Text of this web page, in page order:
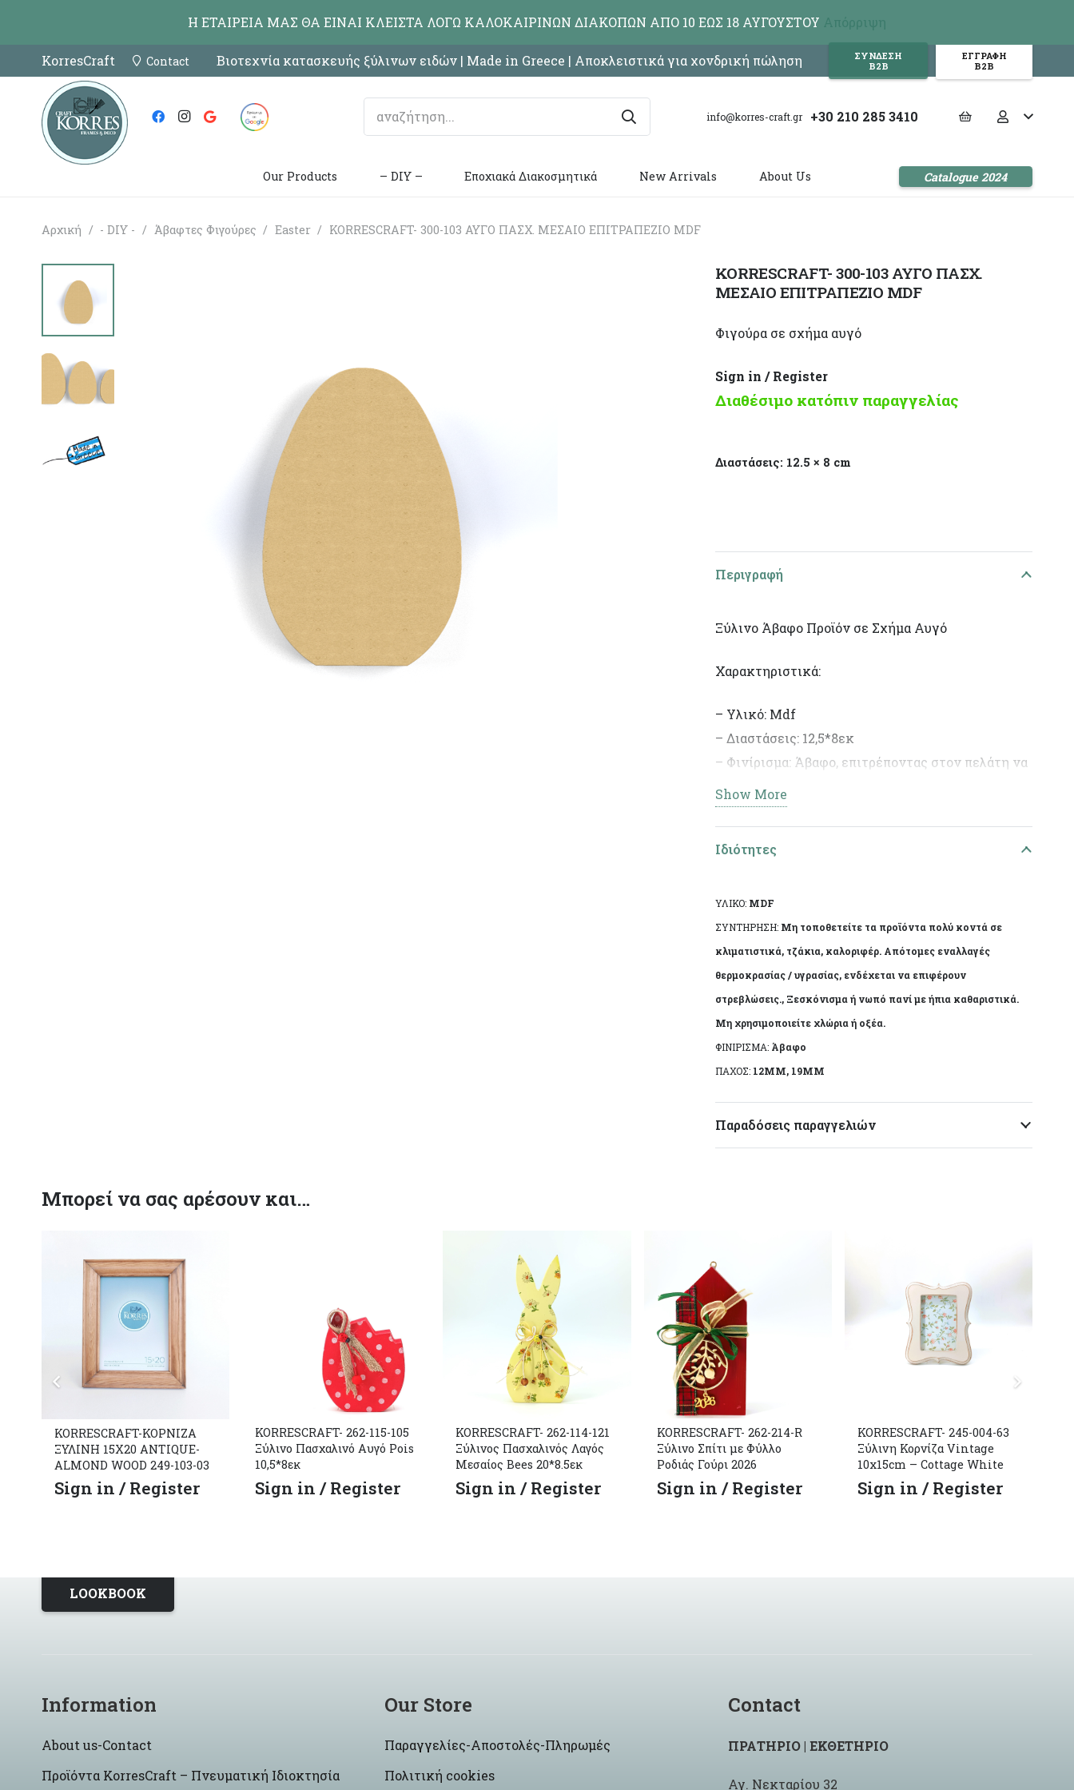
KorresCraft Contact Βιοτεχνία κατασκευής ξύλινων ειδών | Made in Greece | Αποκλειστικά για χονδρική πώληση
ΣΥΝΔΕΣΗ
Β2Β
ΕΓΓΡΑΦΗ
Β2Β
info@korres-craft.gr +30 210 285 3410
Our Products – DIY – Εποχιακά Διακοσμητικά New Arrivals About Us Catalogue 2024
Αρχική / - DIY - / Άβαφτες Φιγούρες / Easter / KORRESCRAFT- 300-103 ΑΥΓΟ ΠΑΣΧ. ΜΕΣΑΙΟ ΕΠΙΤΡΑΠΕΖΙΟ MDF
KORRESCRAFT- 300-103 ΑΥΓΟ ΠΑΣΧ.
ΜΕΣΑΙΟ ΕΠΙΤΡΑΠΕΖΙΟ MDF
Φιγούρα σε σχήμα αυγό
Sign in / Register
Διαθέσιμο κατόπιν παραγγελίας
Διαστάσεις: 12.5 × 8 cm
Περιγραφή
Ξύλινο Άβαφο Προϊόν σε Σχήμα Αυγό
Χαρακτηριστικά:
– Υλικό: Mdf
– Διαστάσεις: 12,5*8εκ
– Φινίρισμα: Άβαφο, επιτρέποντας στον πελάτη να
διακοσμήσει το προϊόν σύμφωνα με το προσωπικό
του γούστο.
δημιουργίες.
Show More
Ιδιότητες
ΥΛΙΚΟ: MDF
ΣΥΝΤΗΡΗΣΗ: Μη τοποθετείτε τα προϊόντα πολύ κοντά σε
κλιματιστικά, τζάκια, καλοριφέρ. Απότομες εναλλαγές
θερμοκρασίας / υγρασίας, ενδέχεται να επιφέρουν
στρεβλώσεις., Ξεσκόνισμα ή νωπό πανί με ήπια καθαριστικά.
Μη χρησιμοποιείτε χλώρια ή οξέα.
ΦΙΝΙΡΙΣΜΑ: Άβαφο
ΠΑΧΟΣ: 12MM, 19MM
Παραδόσεις παραγγελιών
Μπορεί να σας αρέσουν και…
KORRESCRAFT-ΚΟΡΝΙΖΑ
ΞΥΛΙΝΗ 15X20 ANTIQUE-
ALMOND WOOD 249-103-03
Sign in / Register
KORRESCRAFT- 262-115-105
Ξύλινο Πασχαλινό Αυγό Pois
10,5*8εκ
Sign in / Register
KORRESCRAFT- 262-114-121
Ξύλινος Πασχαλινός Λαγός
Μεσαίος Bees 20*8.5εκ
Sign in / Register
KORRESCRAFT- 262-214-R
Ξύλινο Σπίτι με Φύλλο
Ροδιάς Γούρι 2026
Sign in / Register
KORRESCRAFT- 245-004-63
Ξύλινη Κορνίζα Vintage
10x15cm – Cottage White
Sign in / Register
LOOKBOOK
Information
About us-Contact
Προϊόντα KorresCraft – Πνευματική Ιδιοκτησία
Our Store
Παραγγελίες-Αποστολές-Πληρωμές
Πολιτική cookies
Contact
ΠΡΑΤΗΡΙΟ | ΕΚΘΕΤΗΡΙΟ
Αγ. Νεκταρίου 32
Η ΕΤΑΙΡΕΙΑ ΜΑΣ ΘΑ ΕΙΝΑΙ ΚΛΕΙΣΤΑ ΛΟΓΩ ΚΑΛΟΚΑΙΡΙΝΩΝ ΔΙΑΚΟΠΩΝ ΑΠΟ 10 ΕΩΣ 18 ΑΥΓΟΥΣΤΟΥ Απόρριψη